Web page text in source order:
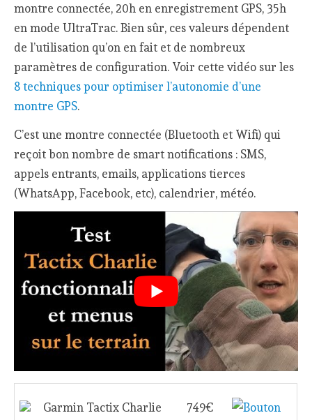
montre connectée, 20h en enregistrement GPS, 35h
en mode UltraTrac. Bien sûr, ces valeurs dépendent
de l’utilisation qu’on en fait et de nombreux
paramètres de configuration. Voir cette vidéo sur les
8 techniques pour optimiser l’autonomie d’une
montre GPS.
C’est une montre connectée (Bluetooth et Wifi) qui
reçoit bon nombre de smart notifications : SMS,
appels entrants, emails, applications tierces
(WhatsApp, Facebook, etc), calendrier, météo.
Garmin Tactix Charlie 749€